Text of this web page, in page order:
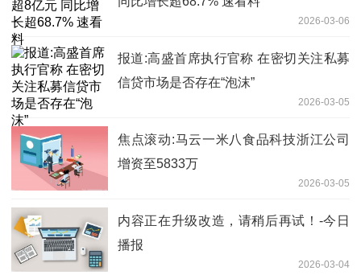
2026-03-06
报道:高盛首席执行官称 在密切关注私募
信贷市场是否存在“泡沫”
2026-03-05
焦点滚动:马云一米八食品科技浙江公司
增资至5833万
2026-03-05
内容正在升级改造，请稍后再试！-今日
播报
2026-03-04